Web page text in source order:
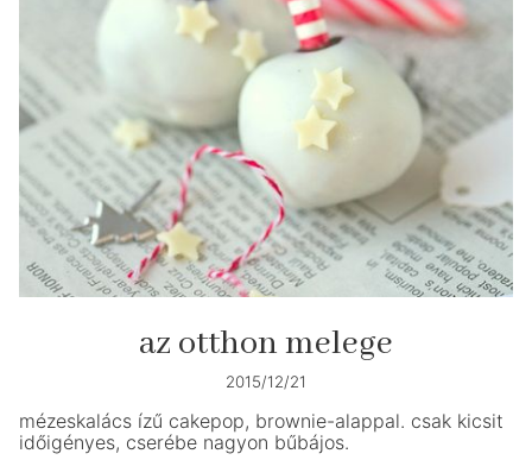
az otthon melege
2015/12/21
mézeskalács ízű cakepop, brownie-alappal. csak kicsit
időigényes, cserébe nagyon bűbájos.